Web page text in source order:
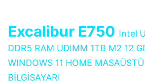
Excalibur E750 Intel
DDR5 RAM UDIMM 1TB M2 12
WINDOWS 11 HOME
BİLGİSAYARI